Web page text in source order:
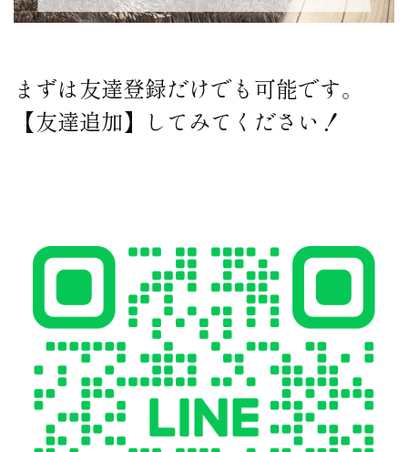
まずは友達登録だけでも可能です。
【友達追加】してみてください！